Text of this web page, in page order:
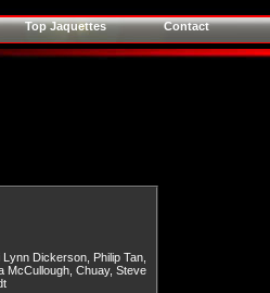
Top Jaquettes Contact
Lynn Dickerson Philip Tan
McCullough Chuay, Steve